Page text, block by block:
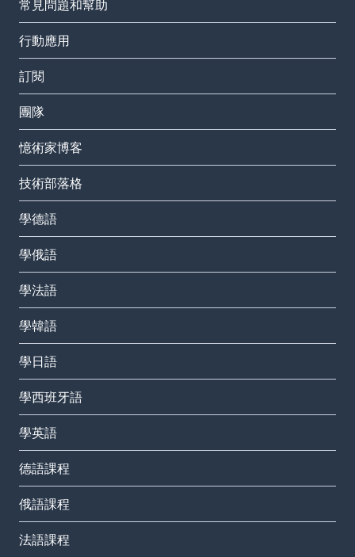
常見問題和幫助
行動應用
訂閱
團隊
憶術家博客
技術部落格
學德語
學俄語
學法語
學韓語
學日語
學西班牙語
學英語
德語課程
俄語課程
法語課程